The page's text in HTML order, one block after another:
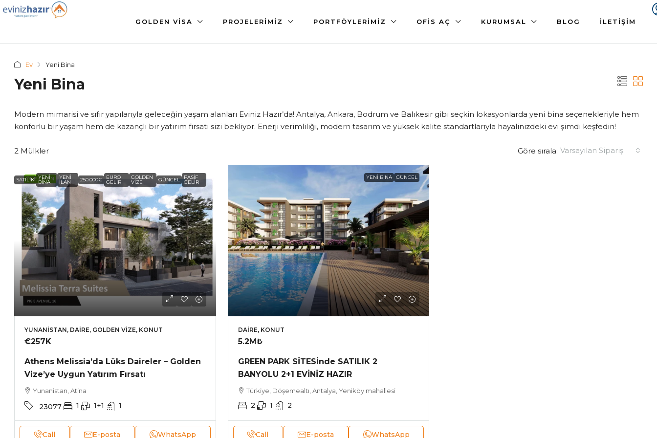
GOLDEN VISA PROJELERIMIZ PORTFÖYLERIMIZ OFIS AÇ KURUMSAL BLOG İLETIŞIM
Ev Yeni Bina
Yeni Bina
Modern mimarisi ve sıfır yapılarıyla geleceğin yaşam alanları Eviniz Hazır’da! Antalya, Ankara, Bodrum ve Balıkesir gibi seçkin lokasyonlarda yeni bina seçenekleriyle hem
konforlu bir yaşam hem de kazançlı bir yatırım fırsatı sizi bekliyor. Enerji verimliliği, modern tasarım ve yüksek kalite standartlarıyla hayalinizdeki evi şimdi keşfedin!
2 Mülkler Göre sırala: Varsayılan Sipariş
ÖNE ÇIKAN
SATILIK YENI
BINA
YENI
ILAN 250.000€ EURO
GELIR
GOLDEN
VIZE GÜNCEL PASIF
GELIR
YUNANISTAN, DAIRE, GOLDEN VIZE, KONUT
€257K
Athens Melissia’da Lüks Daireler – Golden
Vize’ye Uygun Yatırım Fırsatı
Yunanistan, Atina
23077 1 1+1 1
Call E-posta WhatsApp
YENI BINA GÜNCEL
DAIRE, KONUT
5.2M₺
GREEN PARK SİTESİnde SATILIK 2
BANYOLU 2+1 EVİNİZ HAZIR
Türkiye, Döşemealtı, Antalya, Yeniköy mahallesi
2 1 2
Call E-posta WhatsApp